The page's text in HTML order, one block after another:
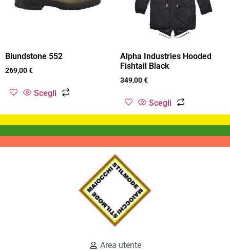
Blundstone 552
269,00€
Scegli
Alpha Industries Hooded
Fishtail Black
349,00€
Scegli
Area utente